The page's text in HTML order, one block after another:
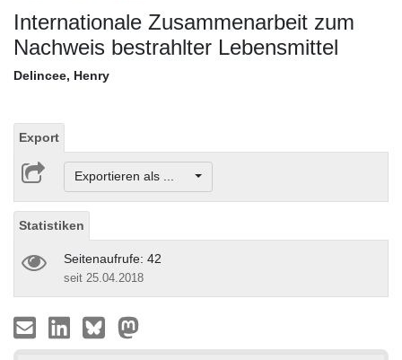
Internationale Zusammenarbeit zum
Nachweis bestrahlter Lebensmittel
Delincee, Henry
Export
Exportieren als ...
Statistiken
Seitenaufrufe: 42
seit 25.04.2018